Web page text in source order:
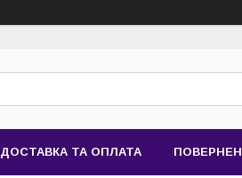
ДОСТАВКА ТА ОПЛАТА